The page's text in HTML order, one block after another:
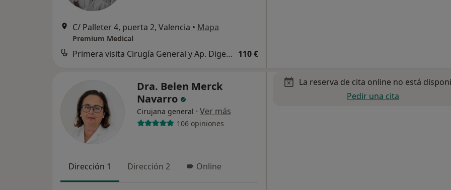
C/ Palleter 4, puerta 2, Valencia • Mapa
Premium Medical
Primera visita Cirugía General y Ap. Digestivo 110 €
Dra. Belen Merck
Navarro
Cirujana general · Ver más
106 opiniones
Dirección 1 Dirección 2 Online
La reserva de cita online no está
Pedir una cita